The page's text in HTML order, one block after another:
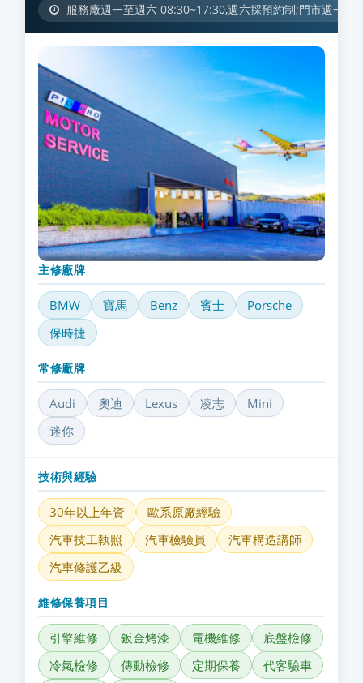
服務廠週一至週六 08:30~17:30,週六採預約制;門市週一
主修廠牌
BMW 寶馬 Benz 賓士
Porsche
保時捷
常修廠牌
Audi 奧迪 Lexus 凌志
Mini
迷你
技術與經驗
30年以上年資
歐系原廠經驗
汽車技工執照
汽車檢驗員
汽車構造講師
汽車修護乙級
維修保養項目
引擎維修 鈑金烤漆 電機維修
底盤檢修
冷氣檢修
傳動檢修 定期保養 代客驗車